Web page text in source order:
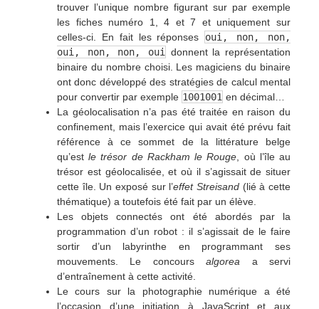
trouver l’unique nombre figurant sur par exemple
les fiches numéro 1, 4 et 7 et uniquement sur
celles-ci. En fait les réponses
oui, non, non,
oui, non, non, oui
donnent la représentation
binaire du nombre choisi. Les magiciens du binaire
ont donc développé des stratégies de calcul mental
pour convertir par exemple 1001001 en décimal…
La géolocalisation n’a pas été traitée en raison du
confinement, mais l’exercice qui avait été prévu fait
référence à ce sommet de la littérature belge
qu’estle trésor de Rackham le Rouge , où l’île au
trésor est géolocalisée, et où il s’agissait de situer
cette île. Un exposé sur l’effet Streisand (lié à cette
thématique) a toutefois été fait par un élève.
Les objets connectés ont été abordés par la
programmation d’un robot : il s’agissait de le faire
sortir d’un labyrinthe en programmant ses
mouvements. Le concoursalgorea a servi
d’entraînement à cette activité.
Le cours sur la photographie numérique a été
l’occasion d’une initiation à JavaScript et aux